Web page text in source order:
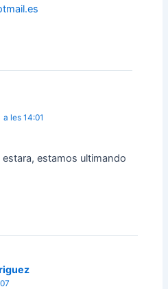
a les 14:01
estamos ultimando